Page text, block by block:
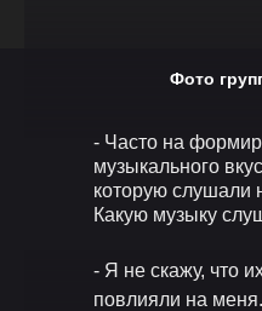
Фото
- Часто на
музыкального
которую слушали
Какую музыку
- Я не скажу, что
повлияли на